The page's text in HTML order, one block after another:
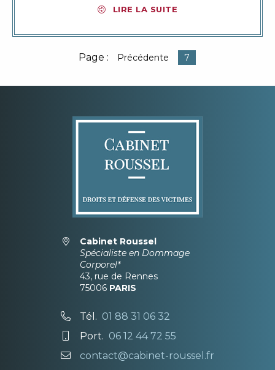
LIRE LA SUITE
Page : Précédente 7
Cabinet Roussel
Spécialiste en Dommage
Corporel*
43, rue de Rennes
75006 PARIS
Tél. 01 88 31 06 32
Port. 06 12 44 72 55
contact@cabinet-roussel.fr